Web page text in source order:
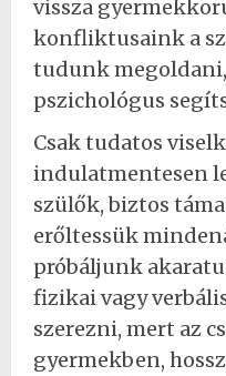
vissza
konfliktusaink a
tudunk
pszichológus
Csak tudatos
indulatmentesen
szülők, biztos
erőltessük
próbáljunk
fizikai vagy
szerezni, mert az
gyermekben,